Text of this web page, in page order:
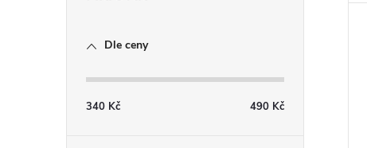
Dle ceny
340 Kč 490 Kč